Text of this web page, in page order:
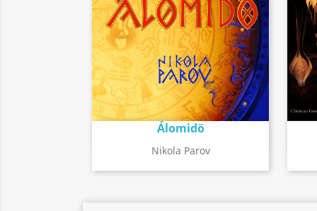
Álomidö
Nikola Parov
Détail de l'album